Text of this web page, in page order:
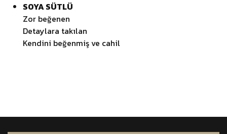
SOYA SÜTLÜ
Zor beğenen
Detaylara takılan
Kendini beğenmiş ve cahil